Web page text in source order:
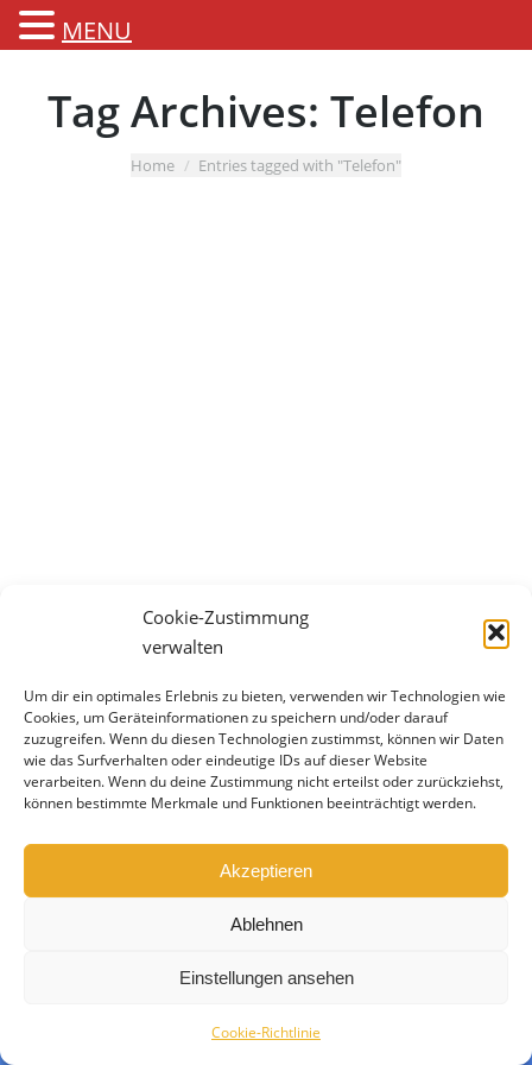
Cookie-Zustimmung
verwalten
Um dir ein optimales Erlebnis zu bieten, verwenden wir Technologien wie
Cookies, um Geräteinformationen zu speichern und/oder darauf
zuzugreifen. Wenn du diesen Technologien zustimmst, können wir Daten
wie das Surfverhalten oder eindeutige IDs auf dieser Website
verarbeiten. Wenn du deine Zustimmung nicht erteilst oder zurückziehst,
können bestimmte Merkmale und Funktionen beeinträchtigt werden.
Akzeptieren
Ablehnen
Einstellungen ansehen
Cookie-Richtlinie
Tag Archives: Telefon
You are here:Home Entries tagged with "Telefon"
werden in vielen Familien Herausforderungen
aufwerfen: die Situation, dass die Kinder und
Jugendlichen daheim sind und eigenständig lernen
sollen, kann zu familiären Spannungen führen.
Themen in der Familie, die anspruchsvolle Zeit der
Pubertät an sich, eigene…
Susanne Seitz
14. März 2020
Leave a comment
Copyright © *** KEEN-TEENS *** All rights reserved
MENU